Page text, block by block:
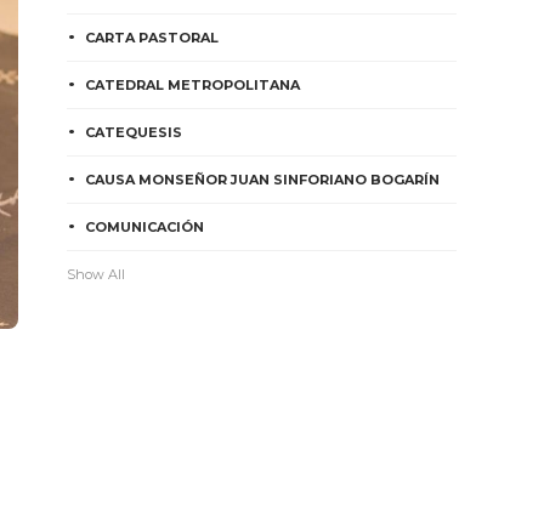
CARTA PASTORAL
CATEDRAL METROPOLITANA
CATEQUESIS
CAUSA MONSEÑOR JUAN SINFORIANO BOGARÍN
COMUNICACIÓN
Show All